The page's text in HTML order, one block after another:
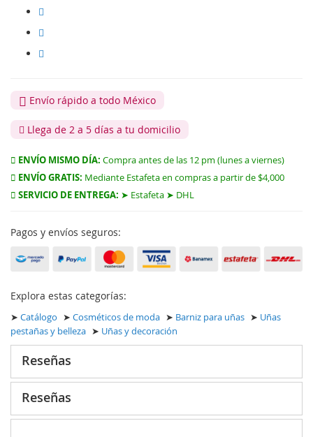
Envío rápido a todo México
Llega de 2 a 5 días a tu domicilio
ENVÍO MISMO DÍA: Compra antes de las 12 pm (lunes a viernes)
ENVÍO GRATIS: Mediante Estafeta en compras a partir de $4,000
SERVICIO DE ENTREGA: ➤ Estafeta ➤ DHL
Pagos y envíos seguros:
Explora estas categorías:
➤ Catálogo ➤ Cosméticos de moda ➤ Barniz para uñas ➤ Uñas
pestañas y belleza ➤ Uñas y decoración
Reseñas
Reseñas